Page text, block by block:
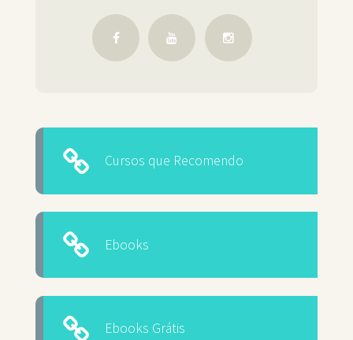
Cursos que Recomendo
Ebooks
Ebooks Grátis